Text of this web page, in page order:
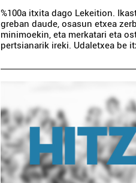
%100a itxita dago Lekeition.
greban daude, osasun etxea
minimoekin, eta merkatari eta
pertsianarik ireki. Udaletxea be